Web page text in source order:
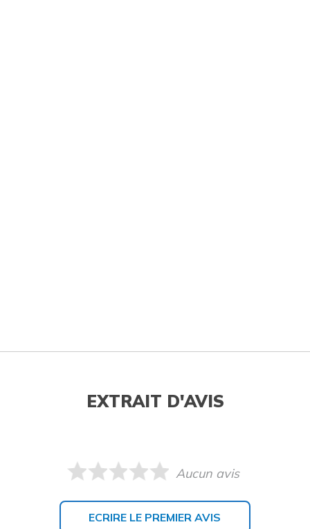
EXTRAIT D'AVIS
Aucun avis
ECRIRE LE PREMIER AVIS